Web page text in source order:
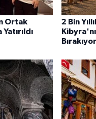
Ortak
2 Bin
Bırakıyor